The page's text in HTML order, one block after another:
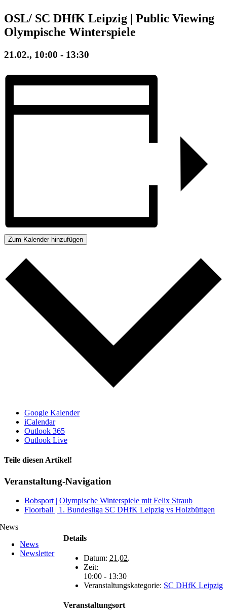
OSL/ SC DHfK Leipzig | Public Viewing
Olympische Winterspiele
21.02., 10:00 - 13:30
Zum Kalender hinzufügen
Google Kalender
iCalendar
Outlook 365
Outlook Live
Teile diesen Artikel!
Facebook
X
WhatsApp
Telegram
Veranstaltung-Navigation
Bobsport | Olympische Winterspiele mit Felix Straub
Floorball | 1. Bundesliga SC DHfK Leipzig vs Holzbüttgen
Details
Datum: 21.02.
Zeit:
10:00 - 13:30
Veranstaltungskategorie: SC DHfK Leipzig
Veranstaltungsort
News
News
Newsletter